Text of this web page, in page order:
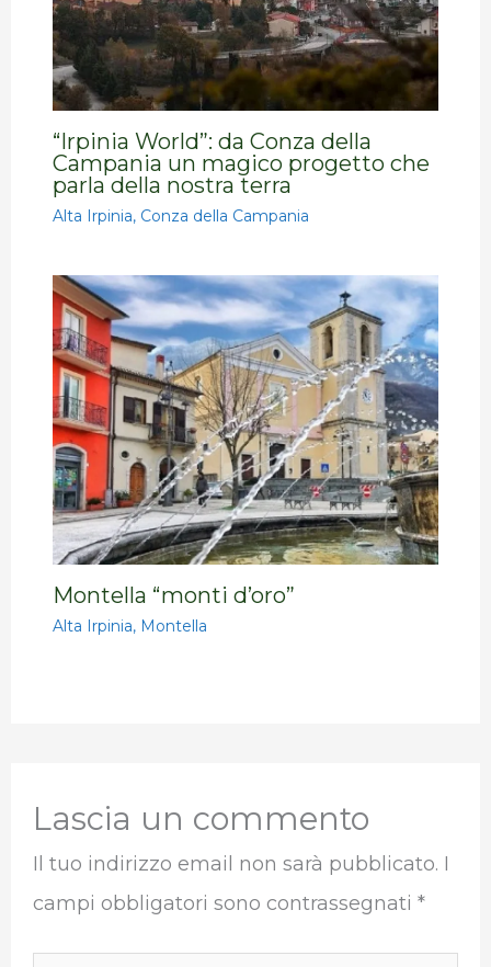
“Irpinia World”: da Conza della
Campania un magico progetto che
parla della nostra terra
Alta Irpinia, Conza della Campania
Montella “monti d’oro”
Alta Irpinia, Montella
Lascia un commento
Il tuo indirizzo email non sarà pubblicato. I
campi obbligatori sono contrassegnati *